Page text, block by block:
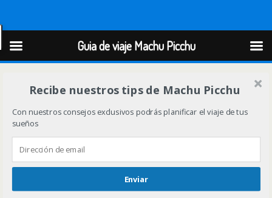
Guia de viaje Machu Picchu
Recibe nuestros tips de Machu Picchu
Con nuestros consejos exclusivos podrás planificar el viaje de tus
sueños
Enviar
Guia de viaje Machu Picchu